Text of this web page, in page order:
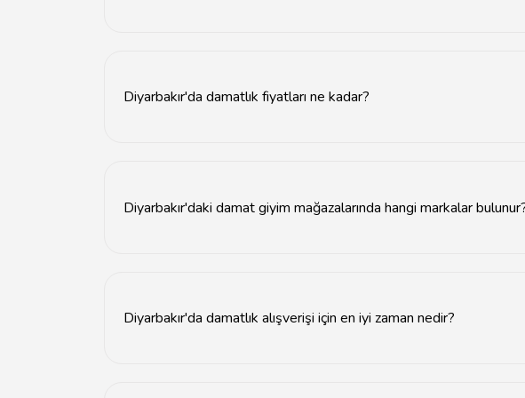
Diyarbakır'da damatlık fiyatları ne kadar?
Diyarbakır'daki damat giyim mağazalarında hangi markalar
Diyarbakır'da damatlık alışverişi için en iyi zaman nedir?